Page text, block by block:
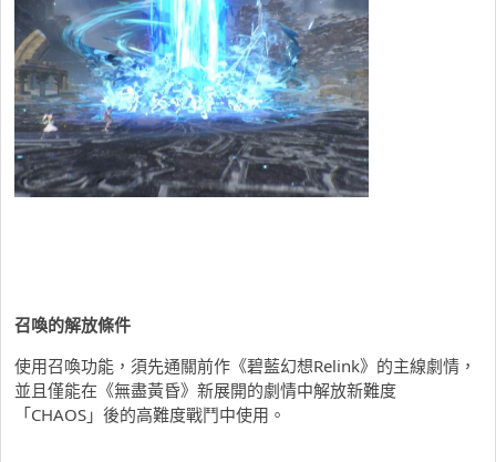
召喚的解放條件
使用召喚功能，須先通關前作《碧藍幻想Relink》的主線劇情，
並且僅能在《無盡黃昏》新展開的劇情中解放新難度
「CHAOS」後的高難度戰鬥中使用。